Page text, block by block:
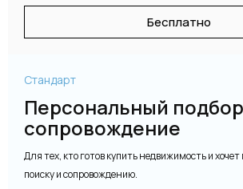
Бесплатно
Стандарт
Персональный
сопровождение
Для тех, кто готов купить недвижимость и
поиску и сопровождению.